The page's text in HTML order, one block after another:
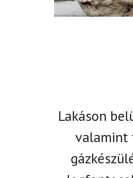
Lakáson
valamint